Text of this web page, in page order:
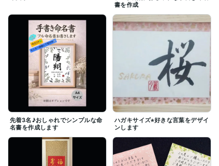
書を作成
先着3名♪おしゃれでシンプルな命
名書を作成します
ハガキサイズ⭐︎好きな言葉をデザイ
ンします